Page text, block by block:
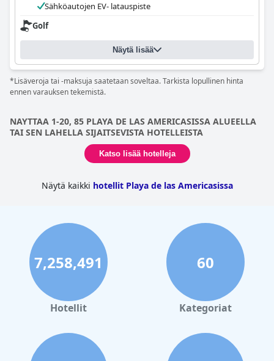
Sähköautojen EV- latauspiste
Golf
Näytä lisää
*Lisäveroja tai -maksuja saatetaan soveltaa. Tarkista lopullinen hinta
ennen varauksen tekemistä.
NAYTTAA 1-20, 85 PLAYA DE LAS AMERICASISSA ALUEELLA
TAI SEN LAHELLA SIJAITSEVISTA HOTELLEISTA
Katso lisää hotelleja
Näytä kaikki hotellit Playa de las Americasissa
7,258,491
Hotellit
60
Kategoriat